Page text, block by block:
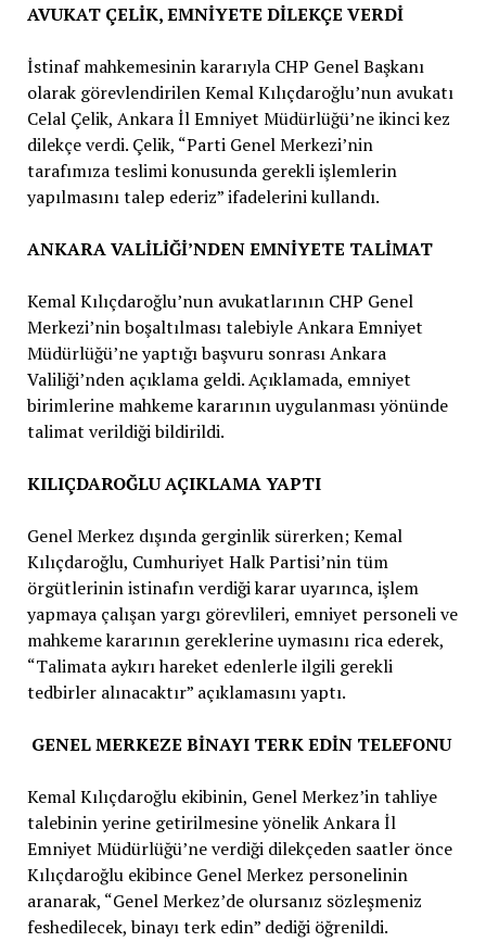
AVUKAT ÇELİK, EMNİYETE DİLEKÇE VERDİ
İstinaf mahkemesinin kararıyla CHP Genel Başkanı
olarak görevlendirilen Kemal Kılıçdaroğlu’nun avukatı
Celal Çelik, Ankara İl Emniyet Müdürlüğü’ne ikinci kez
dilekçe verdi. Çelik, “Parti Genel Merkezi’nin
tarafımıza teslimi konusunda gerekli işlemlerin
yapılmasını talep ederiz” ifadelerini kullandı.
ANKARA VALİLİĞİ’NDEN EMNİYETE TALİMAT
Kemal Kılıçdaroğlu’nun avukatlarının CHP Genel
Merkezi’nin boşaltılması talebiyle Ankara Emniyet
Müdürlüğü’ne yaptığı başvuru sonrası Ankara
Valiliği’nden açıklama geldi. Açıklamada, emniyet
birimlerine mahkeme kararının uygulanması yönünde
talimat verildiği bildirildi.
KILIÇDAROĞLU AÇIKLAMA YAPTI
Genel Merkez dışında gerginlik sürerken; Kemal
Kılıçdaroğlu, Cumhuriyet Halk Partisi’nin tüm
örgütlerinin istinafın verdiği karar uyarınca, işlem
yapmaya çalışan yargı görevlileri, emniyet personeli ve
mahkeme kararının gereklerine uymasını rica ederek,
“Talimata aykırı hareket edenlerle ilgili gerekli
tedbirler alınacaktır” açıklamasını yaptı.
GENEL MERKEZE BİNAYI TERK EDİN TELEFONU
Kemal Kılıçdaroğlu ekibinin, Genel Merkez’in tahliye
talebinin yerine getirilmesine yönelik Ankara İl
Emniyet Müdürlüğü’ne verdiği dilekçeden saatler önce
Kılıçdaroğlu ekibince Genel Merkez personelinin
aranarak, “Genel Merkez’de olursanız sözleşmeniz
feshedilecek, binayı terk edin” dediği öğrenildi.